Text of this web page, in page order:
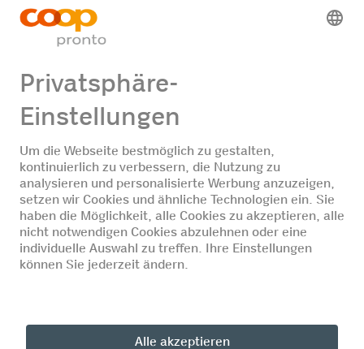
Fastline-Tankautomat
Jobangebote
© Coop Pronto